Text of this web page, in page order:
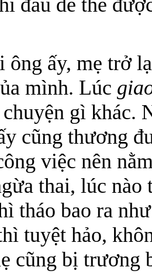
đâu dễ thế
ấy, mẹ trở
mình. Lúc
gì khác.
cũng thương
việc nên
thai, lúc nào
tháo bao ra
tuyệt hảo,
cũng bị trương